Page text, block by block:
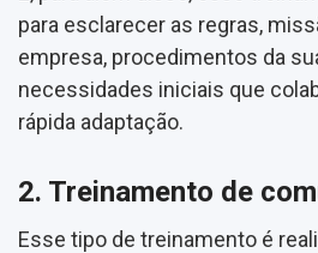
para esclarecer as regras,
empresa, procedimentos da
necessidades iniciais que
rápida adaptação.
2. Treinamento de
Esse tipo de treinamento é